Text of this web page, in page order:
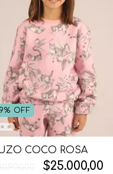
% OFF
COCO ROSA
$25.000,00